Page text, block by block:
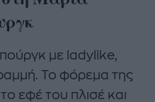
με ladylike,
Το φόρεμα της
εφέ του πλισέ και